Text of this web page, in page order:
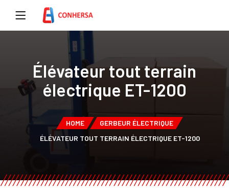
Élévateur tout terrain
électrique ET-1200
HOME
GERBEUR ÉLECTRIQUE
ÉLÉVATEUR TOUT TERRAIN ÉLECTRIQUE ET-1200